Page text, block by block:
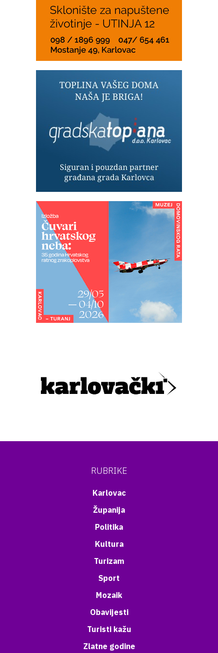
RUBRIKE
Karlovac
Županija
Politika
Kultura
Turizam
Sport
Mozaik
Obavijesti
Turisti kažu
Zlatne godine